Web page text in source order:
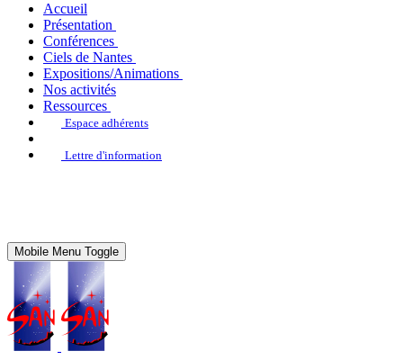
Accueil
Présentation
Conférences
Ciels de Nantes
Expositions/Animations
Nos activités
Ressources
Espace adhérents
Lettre d'information
Mobile Menu Toggle